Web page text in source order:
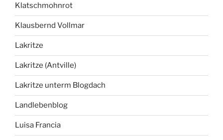
Klatschmohnrot
Klausbernd Vollmar
Lakritze
Lakritze (Antville)
Lakritze unterm Blogdach
Landlebenblog
Luisa Francia